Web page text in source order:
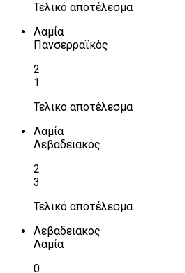
Τελικό αποτέλεσμα
Λαμία
Πανσερραϊκός
2
1
Τελικό αποτέλεσμα
Λαμία
Λεβαδειακός
2
3
Τελικό αποτέλεσμα
Λεβαδειακός
Λαμία
0